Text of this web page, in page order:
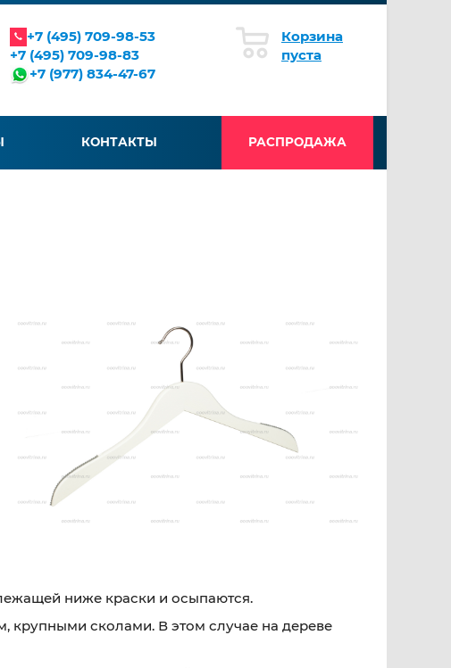
+7 (495) 709-98-53
+7 (495) 709-98-83
+7 (977) 834-47-67
Корзина
пуста
КОНТАКТЫ РАСПРОДАЖА
ниже краски и осыпаются.
крупными сколами. В этом случае на дереве